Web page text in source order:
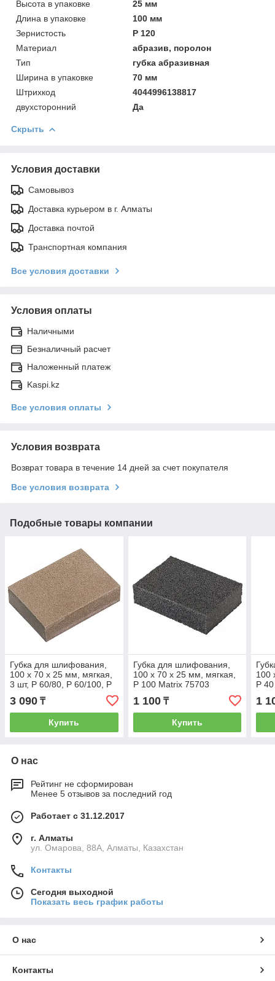
Высотa в упаковке
25 мм
Длинa в упаковке
100 мм
Зернистость
P 120
Материал
абразив, поролон
Тип
губка абразивная
Ширинa в упаковке
70 мм
Штрихкод
4044996138817
двухсторонний
Да
Скрыть
Условия доставки
Самовывоз
Доставка курьером в г. Алматы
Доставка почтой
Транспортная компания
Все условия доставки
Условия оплаты
Наличными
Безналичный расчет
Наложенный платеж
Kaspi.kz
Все условия оплаты
Условия возврата
Возврат товара в течение 14 дней за счет покупателя
Все условия возврата
Подобные товары компании
Губка для шлифования,
100 х 70 х 25 мм, мягкая,
3 шт, P 60/80, P 60/100, P
80/120 Matrix 75705
3 090 ₸
Купить
Губка для шлифования,
100 х 70 х 25 мм, мягкая,
P 100 Matrix 75703
1 100₸
Купить
100
P
1
О нас
Рейтинг не сформирован
Менее 5 отзывов за последний год
Работает с 31.12.2017
г. Алматы
ул. Омарова, 88А, Алматы, Казахстан
Контакты
Сегодня выходной
Показать весь график работы
О нас
Контакты